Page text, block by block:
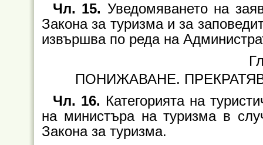
Чл. 15. Уведомяването на
Закона за туризма и за
извършва по реда на
ПОНИЖАВАНЕ.
Чл. 16. Категорията на
на министъра на туризма в
Закона за туризма.